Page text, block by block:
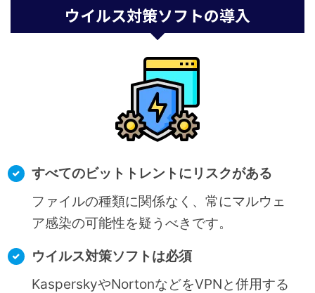
ウイルス対策ソフトの導入
すべてのビットトレントにリスクがある
ファイルの種類に関係なく、常にマルウェ
ア感染の可能性を疑うべきです。
ウイルス対策ソフトは必須
KasperskyやNortonなどをVPNと併用する